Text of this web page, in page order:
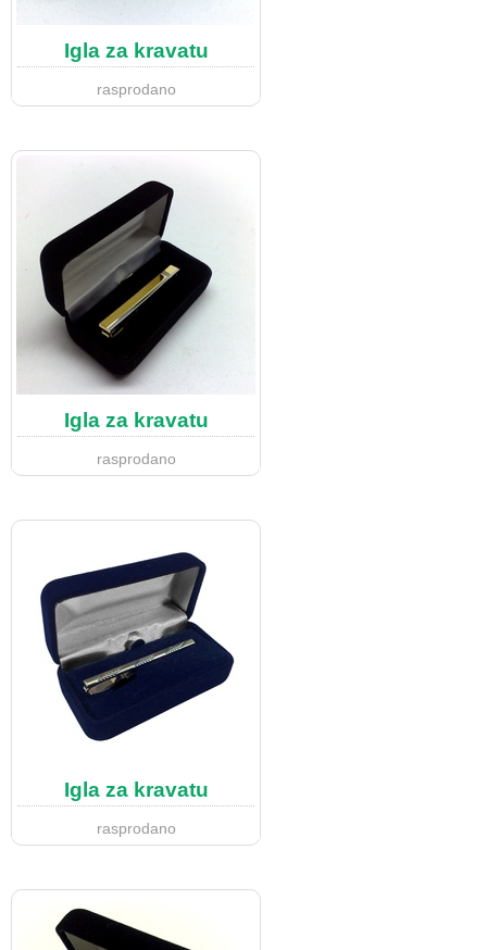
Igla za kravatu
rasprodano
Igla za kravatu
rasprodano
Igla za kravatu
rasprodano